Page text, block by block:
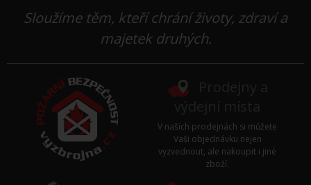
Sloužíme těm, kteří chrání životy, zdraví a
majetek druhých.
V našich prodejnách si můžete
Vaši objednávku nejen
vyzvednout, ale nakoupit i jiné
zboží.